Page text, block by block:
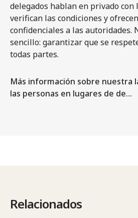
delegados hablan en privado con
verifican las condiciones y
confidenciales a las autoridades.
sencillo: garantizar que se
todas partes.
Más información sobre nuestra
las personas en lugares de de…
Relacionados